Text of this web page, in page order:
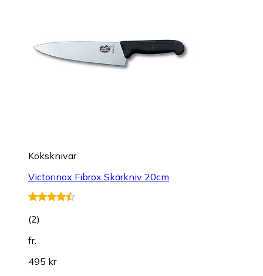
Köksknivar
Victorinox Fibrox Skärkniv 20cm
(2)
fr.
495 kr